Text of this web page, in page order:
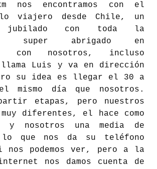
nos encontramos con el
viajero desde Chile, un
jubilado con toda la
super abrigado en
con nosotros, incluso
Luis y va en dirección
su idea es llegar el 30 a
mismo día que nosotros.
etapas, pero nuestros
diferentes, el hace como
y nosotros una media de
lo que nos da su teléfono
nos podemos ver, pero a la
nos damos cuenta de